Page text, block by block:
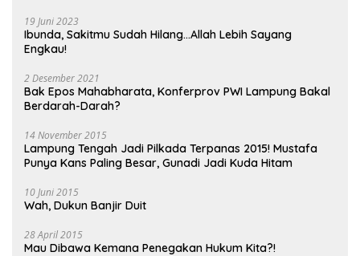
19 Juni 2023
Ibunda, Sakitmu Sudah Hilang…Allah Lebih Sayang
Engkau!
2 Desember 2021
Bak Epos Mahabharata, Konferprov PWI Lampung Bakal
Berdarah-Darah?
14 November 2015
Lampung Tengah Jadi Pilkada Terpanas 2015! Mustafa
Punya Kans Paling Besar, Gunadi Jadi Kuda Hitam
10 Juni 2015
Wah, Dukun Banjir Duit
28 April 2015
Mau Dibawa Kemana Penegakan Hukum Kita?!